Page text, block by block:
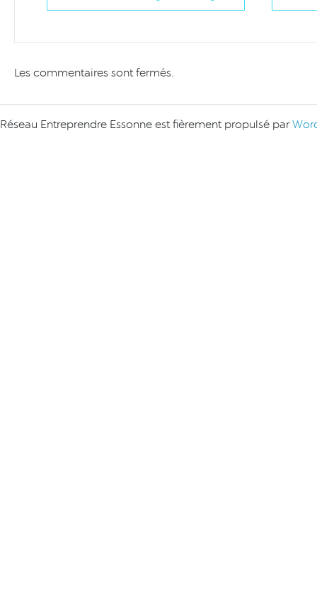
Les commentaires sont fermés.
Réseau Entreprendre Essonne est fièrement propulsé par